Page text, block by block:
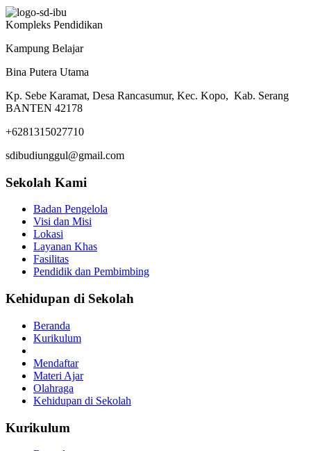
Kompleks Pendidikan
Kampung Belajar
Bina Putera Utama
Kp. Sebe Karamat, Desa Rancasumur, Kec. Kopo, Kab. Serang
BANTEN 42178
+6281315027710
sdibudiunggul@gmail.com
Sekolah Kami
Badan Pengelola
Visi dan Misi
Lokasi
Layanan Khas
Fasilitas
Pendidik dan Pembimbing
Kehidupan di Sekolah
Beranda
Kurikulum
Mendaftar
Materi Ajar
Olahraga
Kehidupan di Sekolah
Kurikulum